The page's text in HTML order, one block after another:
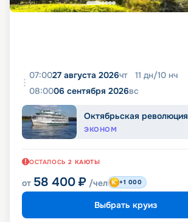
07:0027 августа 2026чт 11 дн/10 нч
08:0006 сентября 2026вс
Октябрьская революция
ЭКОНОМ
ОСТАЛОСЬ 2 КАЮТЫ
от 58 400 ₽ /чел +1 000
Выбрать круиз